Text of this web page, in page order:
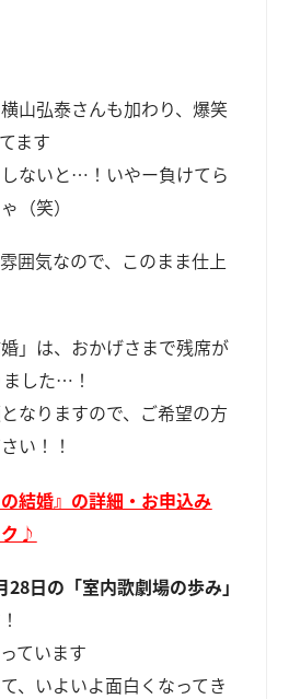
山弘泰さんも加わり、爆笑
ます
ないと…！いやー負けてら
（笑）
囲気なので、このまま仕上
」は、おかげさまで残席が
した…！
なりますので、ご希望の方
い！！
結婚』の詳細・お申込み
♪
28日の「室内歌劇場の歩み」
ています
、いよいよ面白くなってき